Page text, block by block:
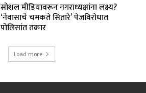
सोशल मीडियावरून नगराध्यक्षांना लक्ष्य?
‘नेवासाचे चमकते सितारे’ पेजविरोधात
पोलिसांत तक्रार
Load more